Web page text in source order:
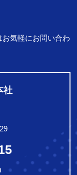
気軽にお問い合わ
社